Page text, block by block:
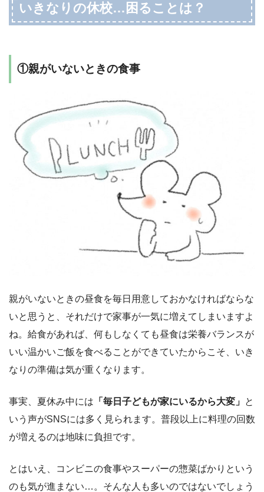
いきなりの休校…困ることは？
①親がいないときの食事
親がいないときの昼食を毎日用意しておかなければならな
いと思うと、それだけで家事が一気に増えてしまいますよ
ね。給食があれば、何もしなくても昼食は栄養バランスが
いい温かいご飯を食べることができていたからこそ、いき
なりの準備は気が重くなります。
事実、夏休み中には 「毎日子どもが家にいるから大変」 と
いう声がSNSには多く見られます。普段以上に料理の回数
が増えるのは地味に負担です。
とはいえ、コンビニの食事やスーパーの惣菜ばかりという
のも気が進まない…。そんな人も多いのではないでしょう